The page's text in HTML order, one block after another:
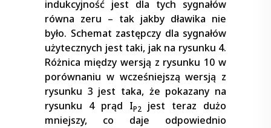
indukcyjność jest dla tych sygnałów
równa zeru – tak jakby dławika nie
było. Schemat zastępczy dla sygnałów
użytecznych jest taki, jak na rysunku 4.
Różnica między wersją z rysunku 10 w
porównaniu w wcześniejszą wersją z
rysunku 3 jest taka, że pokazany na
rysunku 4 prąd IP2
jest teraz dużo
mniejszy, co daje odpowiednio